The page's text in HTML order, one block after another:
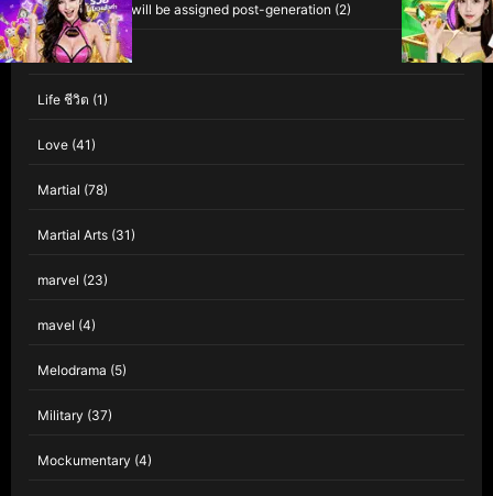
Leave empty – will be assigned post-generation (2)
LGBTQ(17)
Life ชีวิต (1)
Love (41)
Martial (78)
Martial Arts (31)
marvel (23)
mavel (4)
Melodrama (5)
Military (37)
Mockumentary (4)